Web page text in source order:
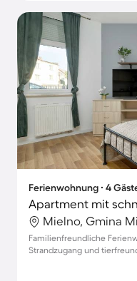
Ferienwohnung ∙ 4
Apartment mit
Mielno, Gmina
Familienfreundliche
Strandzugang und